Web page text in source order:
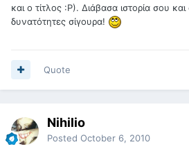
και ο τίτλος :Ρ). Διάβασα ιστορία σου
δυνατότητες σίγουρα!
Quote
Nihilio
Posted October 6, 2010